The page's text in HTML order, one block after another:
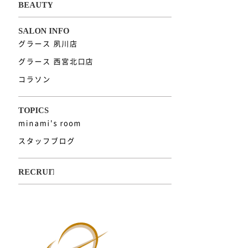
グラース 夙川店
グラース 西宮北口店
コラソン
minami's room
スタッフブログ